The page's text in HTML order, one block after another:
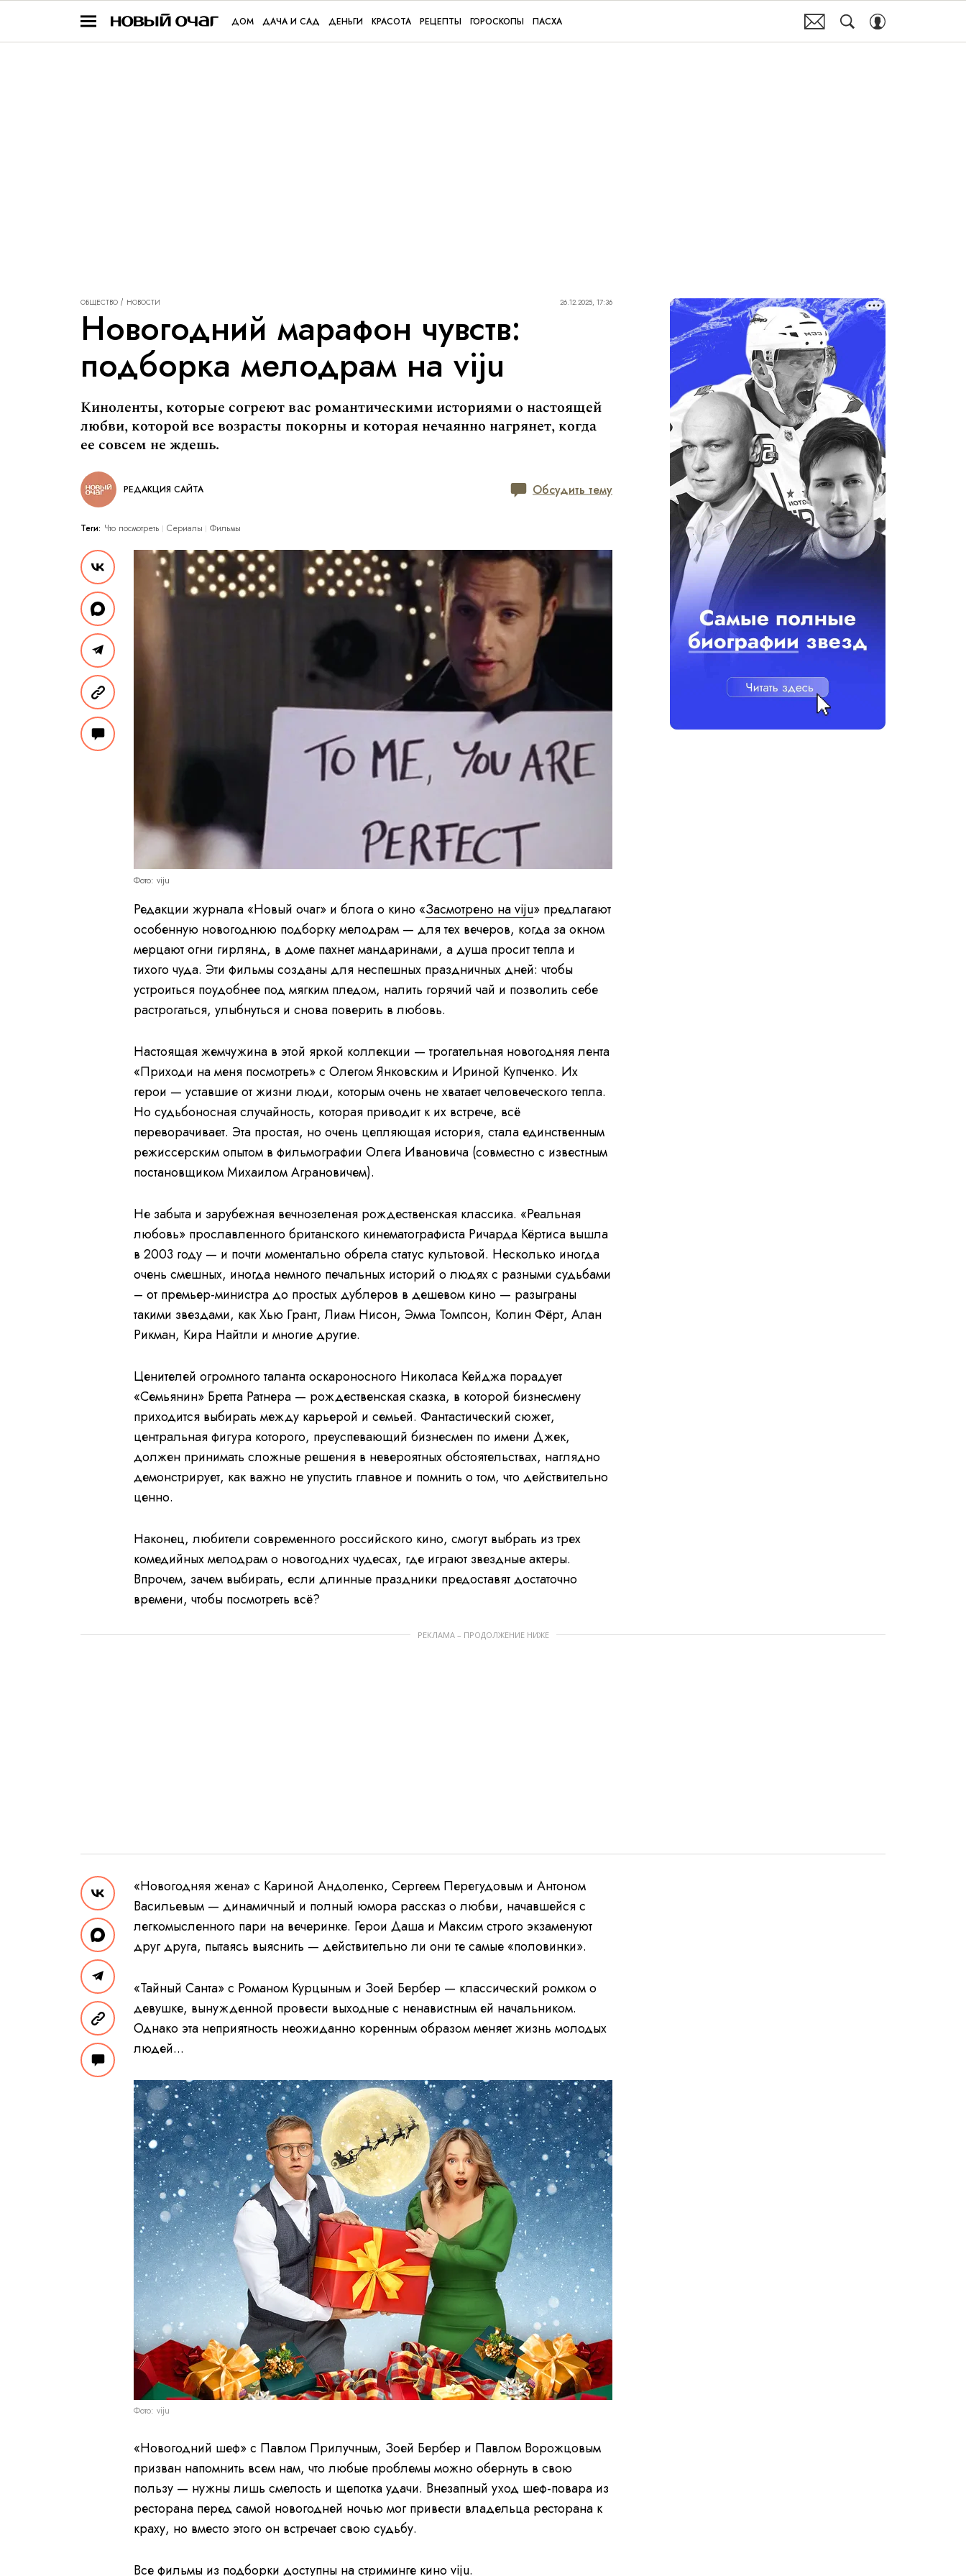
ДОМ ДАЧА И САД ДЕНЬГИ КРАСОТА РЕЦЕПТЫ ГОРОСКОПЫ ПАСХА
ОБЩЕСТВО НОВОСТИ 26.12.2025, 17:36
Новогодний марафон чувств:
подборка мелодрам на viju
Киноленты, которые согреют вас романтическими историями о настоящей
любви, которой все возрасты покорны и которая нечаянно нагрянет, когда
ее совсем не ждешь.
РЕДАКЦИЯ САЙТА Обсудить тему
Теги: Что посмотреть Сериалы Фильмы
Фото: viju
Редакции журнала «Новый очаг» и блога о кино «Засмотрено на viju» предлагают
особенную новогоднюю подборку мелодрам — для тех вечеров, когда за окном
мерцают огни гирлянд, в доме пахнет мандаринами, а душа просит тепла и
тихого чуда. Эти фильмы созданы для неспешных праздничных дней: чтобы
устроиться поудобнее под мягким пледом, налить горячий чай и позволить себе
растрогаться, улыбнуться и снова поверить в любовь.
Настоящая жемчужина в этой яркой коллекции — трогательная новогодняя лента
«Приходи на меня посмотреть» с Олегом Янковским и Ириной Купченко. Их
герои — уставшие от жизни люди, которым очень не хватает человеческого тепла.
Но судьбоносная случайность, которая приводит к их встрече, всё
переворачивает. Эта простая, но очень цепляющая история, стала единственным
режиссерским опытом в фильмографии Олега Ивановича (совместно с известным
постановщиком Михаилом Аграновичем).
Не забыта и зарубежная вечнозеленая рождественская классика. «Реальная
любовь» прославленного британского кинематографиста Ричарда Кёртиса вышла
в 2003 году — и почти моментально обрела статус культовой. Несколько иногда
очень смешных, иногда немного печальных историй о людях с разными судьбами
– от премьер-министра до простых дублеров в дешевом кино — разыграны
такими звездами, как Хью Грант, Лиам Нисон, Эмма Томпсон, Колин Фёрт, Алан
Рикман, Кира Найтли и многие другие.
Ценителей огромного таланта оскароносного Николаса Кейджа порадует
«Семьянин» Бретта Ратнера — рождественская сказка, в которой бизнесмену
приходится выбирать между карьерой и семьей. Фантастический сюжет,
центральная фигура которого, преуспевающий бизнесмен по имени Джек,
должен принимать сложные решения в невероятных обстоятельствах, наглядно
демонстрирует, как важно не упустить главное и помнить о том, что действительно
ценно.
Наконец, любители современного российского кино, смогут выбрать из трех
комедийных мелодрам о новогодних чудесах, где играют звездные актеры.
Впрочем, зачем выбирать, если длинные праздники предоставят достаточно
времени, чтобы посмотреть всё?
РЕКЛАМА – ПРОДОЛЖЕНИЕ НИЖЕ
«Новогодняя жена» с Кариной Андоленко, Сергеем Перегудовым и Антоном
Васильевым — динамичный и полный юмора рассказ о любви, начавшейся с
легкомысленного пари на вечеринке. Герои Даша и Максим строго экзаменуют
друг друга, пытаясь выяснить — действительно ли они те самые «половинки».
«Тайный Санта» с Романом Курцыным и Зоей Бербер — классический ромком о
девушке, вынужденной провести выходные с ненавистным ей начальником.
Однако эта неприятность неожиданно коренным образом меняет жизнь молодых
людей...
Фото: viju
«Новогодний шеф» с Павлом Прилучным, Зоей Бербер и Павлом Ворожцовым
призван напомнить всем нам, что любые проблемы можно обернуть в свою
пользу — нужны лишь смелость и щепотка удачи. Внезапный уход шеф-повара из
ресторана перед самой новогодней ночью мог привести владельца ресторана к
краху, но вместо этого он встречает свою судьбу.
Все фильмы из подборки доступны на стриминге кино viju.